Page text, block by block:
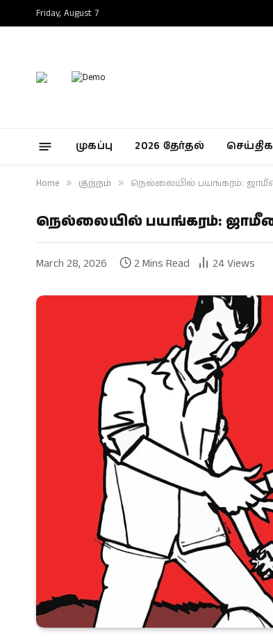
Friday, August 7
முகப்பு 2026 தேர்தல்
Home » குற்றம் » நெல்லையில் பயங்கரம்:
நெல்லையில் பயங்கரம்:
March 28, 2026 2 Mins Read 24Views